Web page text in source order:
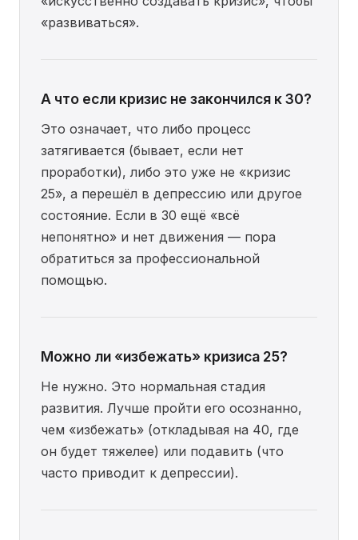
«развиваться».
А что если кризис не закончился к 30?
Это означает, что либо процесс
затягивается (бывает, если нет
проработки), либо это уже не «кризис
25», а перешёл в депрессию или другое
состояние. Если в 30 ещё «всё
непонятно» и нет движения — пора
обратиться за профессиональной
помощью.
Можно ли «избежать» кризиса 25?
Не нужно. Это нормальная стадия
развития. Лучше пройти его осознанно,
чем «избежать» (откладывая на 40, где
он будет тяжелее) или подавить (что
часто приводит к депрессии).